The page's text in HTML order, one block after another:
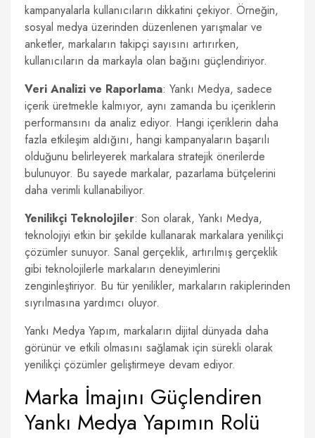
kampanyalarla kullanıcıların dikkatini çekiyor. Örneğin,
sosyal medya üzerinden düzenlenen yarışmalar ve
anketler, markaların takipçi sayısını artırırken,
kullanıcıların da markayla olan bağını güçlendiriyor.
Veri Analizi ve Raporlama: Yankı Medya, sadece
içerik üretmekle kalmıyor, aynı zamanda bu içeriklerin
performansını da analiz ediyor. Hangi içeriklerin daha
fazla etkileşim aldığını, hangi kampanyaların başarılı
olduğunu belirleyerek markalara stratejik önerilerde
bulunuyor. Bu sayede markalar, pazarlama bütçelerini
daha verimli kullanabiliyor.
Yenilikçi Teknolojiler: Son olarak, Yankı Medya,
teknolojiyi etkin bir şekilde kullanarak markalara yenilikçi
çözümler sunuyor. Sanal gerçeklik, artırılmış gerçeklik
gibi teknolojilerle markaların deneyimlerini
zenginleştiriyor. Bu tür yenilikler, markaların rakiplerinden
sıyrılmasına yardımcı oluyor.
Yankı Medya Yapım, markaların dijital dünyada daha
görünür ve etkili olmasını sağlamak için sürekli olarak
yenilikçi çözümler geliştirmeye devam ediyor.
Marka İmajını Güçlendiren
Yankı Medya Yapımın Rolü